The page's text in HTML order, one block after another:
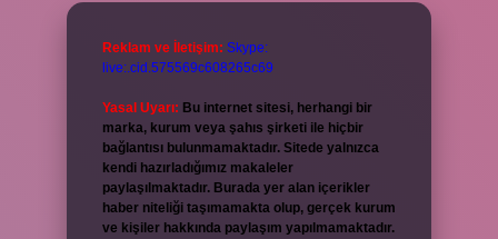
Reklam ve İletişim: Skype:
live:.cid.575569c608265c69
Yasal Uyarı: Bu internet sitesi, herhangi bir
marka, kurum veya şahıs şirketi ile hiçbir
bağlantısı bulunmamaktadır. Sitede yalnızca
kendi hazırladığımız makaleler
paylaşılmaktadır. Burada yer alan içerikler
haber niteliği taşımamakta olup, gerçek kurum
ve kişiler hakkında paylaşım yapılmamaktadır.